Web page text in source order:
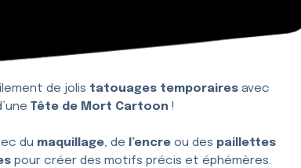
de jolis tatouages temporairesavec
Tête de Mort Cartoon !
du maquillage, de l’encreou des paillettes
pour créer des motifs précis et éphémères.